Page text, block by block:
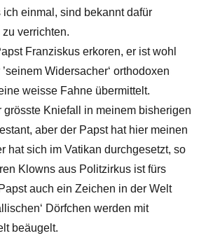
einmal, sind bekannt dafür
zu verrichten.
Franziskus erkoren, er ist wohl
Widersacher‘ orthodoxen
weisse Fahne übermittelt.
grösste Kniefall in meinem bisherigen
aber der Papst hat hier meinen
hat sich im Vatikan durchgesetzt, so
Klowns aus Politzirkus ist fürs
auch ein Zeichen in der Welt
Dörfchen werden mit
beäugelt.